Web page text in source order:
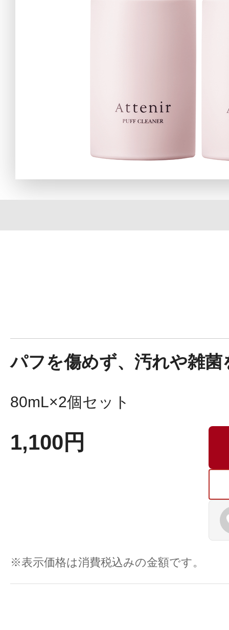
ドレスリフト
クレンズオイル
パフを傷めず、汚れや雑
80mL×2個セット
1,100円
※表示価格は消費税込みの金額です。